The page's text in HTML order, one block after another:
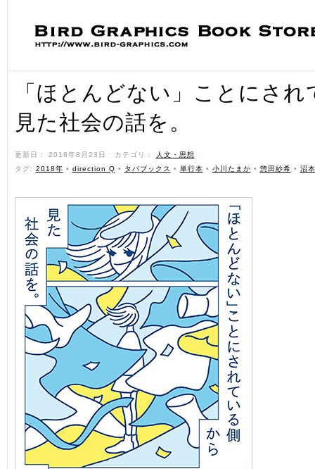
「ほとんどない」ことにさ
見た社会の話を。
更新日： 2018年8月23日 ˑ カテゴリ： 人文・思想
ˑ
タグ: 2018年 • direction Q • タバブックス • 単行本 • 小川たまか • 惣田紗希 • 沼